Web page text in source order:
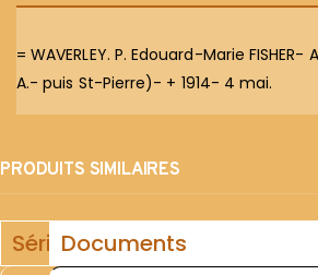
= WAVERLEY. P. Edouard-Marie
A.- puis St-Pierre)- + 1914- 4 mai.
PRODUITS SIMILAIRES
SérieDocuments